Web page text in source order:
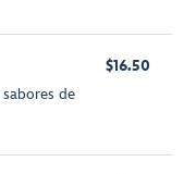
de
$16.50